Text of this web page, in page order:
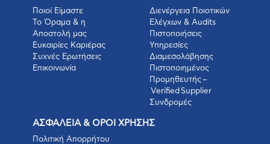
Ποιοί Είμαστε
Το Όραμα & η
Αποστολή μας
Ευκαιρίες Καριέρας
Συχνές Ερωτήσεις
Επικοινωνία
Διενέργεια Ποιοτικών
Ελέγχων & Audits
Πιστοποιήσεις
Υπηρεσίες
Διαμεσολάβησης
Πιστοποιημένος
Προμηθευτής –
Verified Supplier
Συνδρομές
ΑΣΦΑΛΕΙΑ & ΟΡΟΙ ΧΡΗΣΗΣ
Πολιτική Απορρήτου